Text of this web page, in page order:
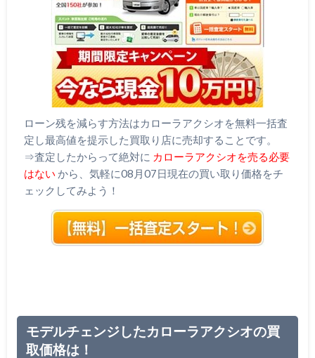
ローン残を減らす方法はカローラアクシオを無料一括査
定し最高値を提示した買取り店に売却することです。
⇒査定したからって絶対に カローラアクシオを売る必要
はない から、気軽に08月07日現在の買い取り価格をチ
ェックしてみよう！
モデルチェンジしたカローラアクシオの買
取価格は！